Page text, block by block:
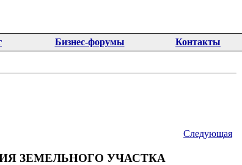
Бизнес-форумы Контакты
Следующая
ЗЕМЕЛЬНОГО УЧАСТКА